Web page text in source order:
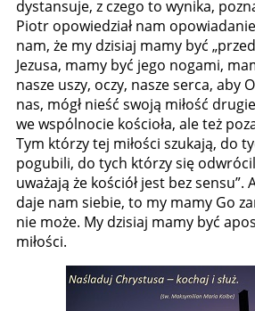
dystansuje, z czego to wynika,
Piotr opowiedział nam
nam, że my dzisiaj mamy być
Jezusa, mamy być jego nogami,
nasze uszy, oczy, nasze serca, aby
nas, mógł nieść swoją miłość
we wspólnocie kościoła, ale też
Tym którzy tej miłości szukają, do
pogubili, do tych którzy się
uważają że kościół jest bez sensu”.
daje nam siebie, to my mamy Go
nie może. My dzisiaj mamy być
miłości.